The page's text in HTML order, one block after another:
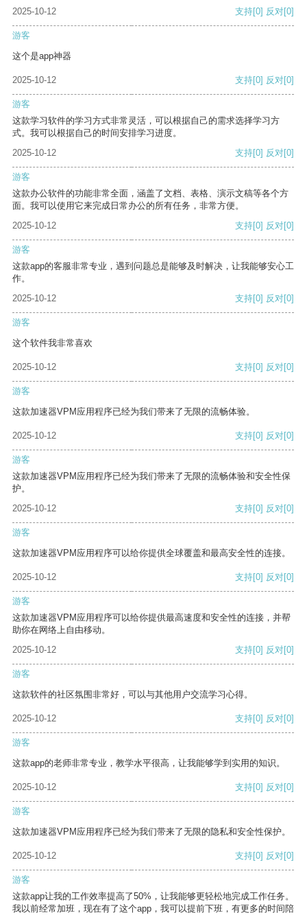
2025-10-12
支持[0] 反对[0]
游客
这个是app神器
2025-10-12 支持[0] 反对[0]
游客
这款学习软件的学习方式非常灵活，可以根据自己的需求选择学习方
式。我可以根据自己的时间安排学习进度。
2025-10-12
支持[0] 反对[0]
游客
这款办公软件的功能非常全面，涵盖了文档、表格、演示文稿等各个方
面。我可以使用它来完成日常办公的所有任务，非常方便。
2025-10-12
支持[0] 反对[0]
游客
这款app的客服非常专业，遇到问题总是能够及时解决，让我能够安心工
作。
2025-10-12
支持[0] 反对[0]
游客
这个软件我非常喜欢
2025-10-12 支持[0] 反对[0]
游客
这款加速器VPM应用程序已经为我们带来了无限的流畅体验。
2025-10-12 支持[0] 反对[0]
游客
这款加速器VPM应用程序已经为我们带来了无限的流畅体验和安全性保
护。
2025-10-12
支持[0] 反对[0]
游客
这款加速器VPM应用程序可以给你提供全球覆盖和最高安全性的连接。
2025-10-12 支持[0] 反对[0]
游客
这款加速器VPM应用程序可以给你提供最高速度和安全性的连接，并帮
助你在网络上自由移动。
2025-10-12
支持[0] 反对[0]
游客
这款软件的社区氛围非常好，可以与其他用户交流学习心得。
2025-10-12 支持[0] 反对[0]
游客
这款app的老师非常专业，教学水平很高，让我能够学到实用的知识。
2025-10-12 支持[0] 反对[0]
游客
这款加速器VPM应用程序已经为我们带来了无限的隐私和安全性保护。
2025-10-12 支持[0] 反对[0]
游客
这款app让我的工作效率提高了50%，让我能够更轻松地完成工作任务。
我以前经常加班，现在有了这个app，我可以提前下班，有更多的时间陪